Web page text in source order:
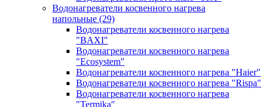
Водонагреватели косвенного нагрева
напольные (29)
Водонагреватели косвенного нагрева
"BAXI"
Водонагреватели косвенного нагрева
"Ecosystem"
Водонагреватели косвенного нагрева "Haier"
Водонагреватели косвенного нагрева "Rispa"
Водонагреватели косвенного нагрева
"Termika"